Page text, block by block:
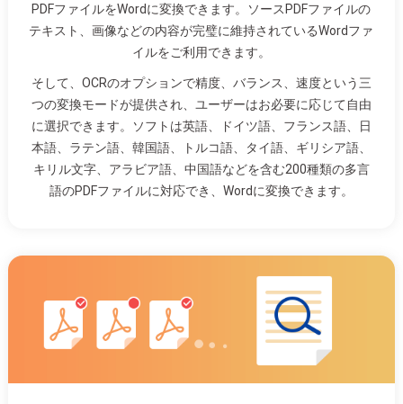
PDFファイルをWordに変換できます。ソースPDFファイルの
テキスト、画像などの内容が完璧に維持されているWordファ
イルをご利用できます。
そして、OCRのオプションで精度、バランス、速度という三
つの変換モードが提供され、ユーザーはお必要に応じて自由
に選択できます。ソフトは英語、ドイツ語、フランス語、日
本語、ラテン語、韓国語、トルコ語、タイ語、ギリシア語、
キリル文字、アラビア語、中国語などを含む200種類の多言
語のPDFファイルに対応でき、Wordに変換できます。